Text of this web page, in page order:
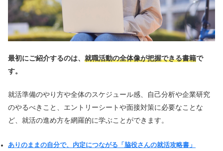
最初にご紹介するのは、 就職活動の全体像が把握できる書籍で
す。
就活準備のやり方や全体のスケジュール感、自己分析や企業研究
のやるべきこと、エントリーシートや面接対策に必要なことな
ど、就活の進め方を網羅的に学ぶことができます。
ありのままの自分で、内定につながる「脇役さんの就活攻略書」